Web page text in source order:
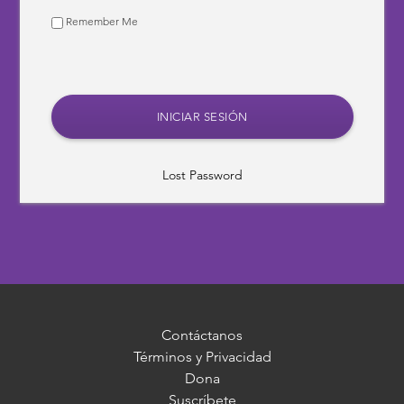
Remember Me
Lost Password
Contáctanos
Términos y Privacidad
Dona
Suscríbete